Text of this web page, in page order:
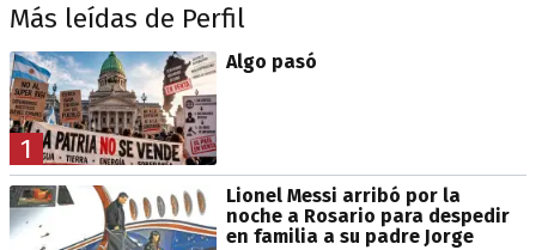
Más leídas de Perfil
1
Algo pasó
Lionel Messi arribó por la
noche a Rosario para despedir
en familia a su padre Jorge